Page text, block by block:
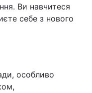
Ви навчитеся
себе з нового
особливо